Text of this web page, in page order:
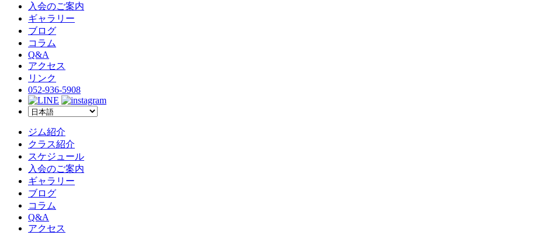
入会のご案内
ギャラリー
ブログ
コラム
Q&A
アクセス
リンク
052-936-5908
ジム紹介
クラス紹介
スケジュール
入会のご案内
ギャラリー
ブログ
コラム
Q&A
アクセス